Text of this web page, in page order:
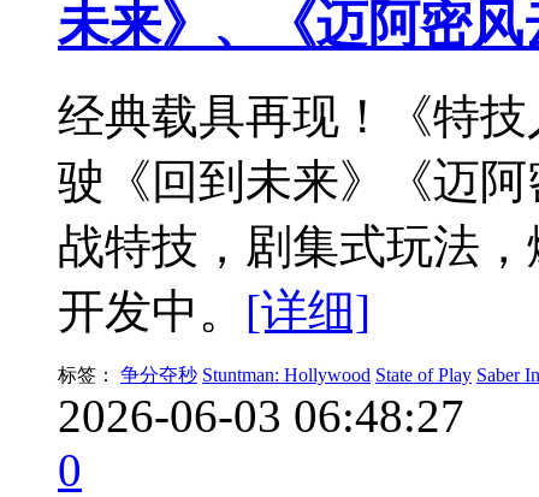
未来》、《迈阿密
经典载具再现！《特
驶《回到未来》《迈
战特技，剧集式玩法
开发中。 [详细]
标签： 争分夺秒 Stuntman: Hollywood State of Play Saber
2026-06-03 06:48:27
0